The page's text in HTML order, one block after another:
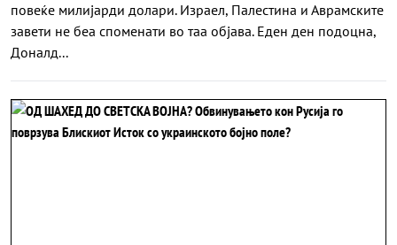
повеќе милијарди долари. Израел, Палестина и Аврамските
завети не беа споменати во таа објава. Еден ден подоцна,
Доналд...